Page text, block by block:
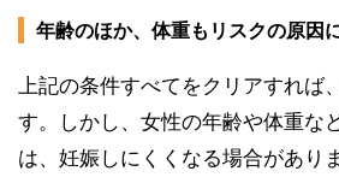
年齢のほか、体重もリスクの原因
上記の条件すべてをクリアすれば
す。しかし、女性の年齢や体重な
は、妊娠しにくくなる場合があり